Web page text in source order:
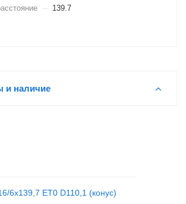
139.7
и наличие
6x139,7 ET0 D110,1 (конус)